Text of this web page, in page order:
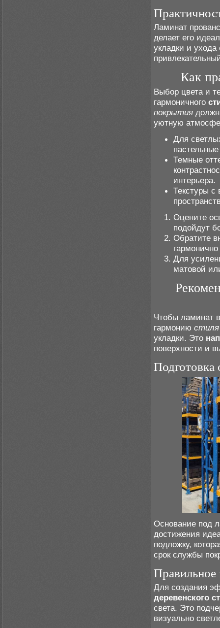
Ламинат
делает его
укладки и ухода
Как
Выбор цвета и
гармоничного
покрытия
уютную
Для
Темные
интерьера.
Текстуры
Оцените
подойдут
Обратите
Для
матовой
Чтобы ламинат
гармонию
укладки. Это
поверхности и
Подготовка
Основание под
достижения
подложку,
срок службы
Правильное
Для создания
деревенского
света. Это
визуально